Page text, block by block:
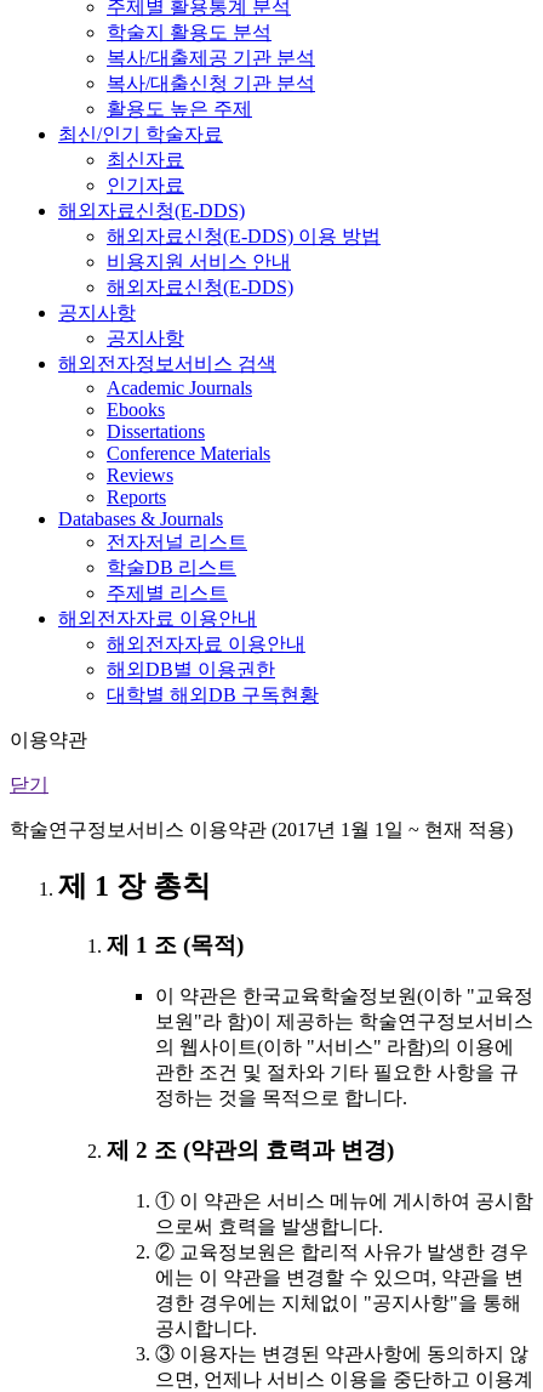
주제별 활용통계 분석
학술지 활용도 분석
복사/대출제공 기관 분석
복사/대출신청 기관 분석
활용도 높은 주제
최신/인기 학술자료
최신자료
인기자료
해외자료신청(E-DDS)
해외자료신청(E-DDS) 이용 방법
비용지원 서비스 안내
해외자료신청(E-DDS)
공지사항
공지사항
해외전자정보서비스 검색
Academic Journals
Ebooks
Dissertations
Conference Materials
Reviews
Reports
Databases & Journals
전자저널 리스트
학술DB 리스트
주제별 리스트
해외전자자료 이용안내
해외전자자료 이용안내
해외DB별 이용권한
대학별 해외DB 구독현황
이용약관
닫기
학술연구정보서비스 이용약관 (2017년 1월 1일 ~ 현재 적용)
제 1 장 총칙
제 1 조 (목적)
이 약관은 한국교육학술정보원(이하 "교육정
보원"라 함)이 제공하는 학술연구정보서비스
의 웹사이트(이하 "서비스" 라함)의 이용에
관한 조건 및 절차와 기타 필요한 사항을 규
정하는 것을 목적으로 합니다.
제 2 조 (약관의 효력과 변경)
① 이 약관은 서비스 메뉴에 게시하여 공시함
으로써 효력을 발생합니다.
② 교육정보원은 합리적 사유가 발생한 경우
에는 이 약관을 변경할 수 있으며, 약관을 변
경한 경우에는 지체없이 "공지사항"을 통해
공시합니다.
③ 이용자는 변경된 약관사항에 동의하지 않
으면, 언제나 서비스 이용을 중단하고 이용계